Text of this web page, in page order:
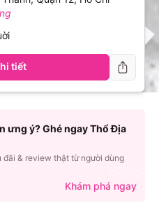
tiết
ưng ý? Ghé ngay Thổ Địa
đãi & review thật từ người dùng
Khám phá ngay